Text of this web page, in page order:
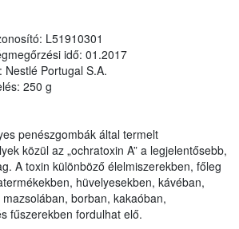
L51910301
idő: 01.2017
Nestlé Portugal S.A.
250 g
penészgombák által termelt
közül az „ochratoxin A” a legjelentősebb,
A toxin különböző élelmiszerekben, főleg
hüvelyesekben, kávéban,
borban, kakaóban,
fűszerekben fordulhat elő.